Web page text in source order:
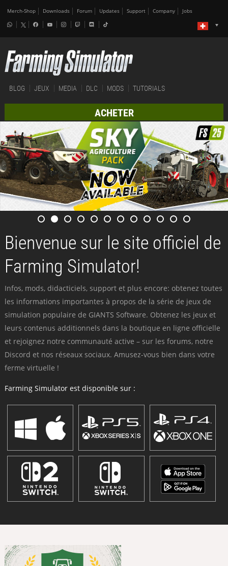
Merch-Shop Downloads Forum Updates Support Company Jobs
BLOG JEUX MEDIA DLC MODS TUTORIALS
ACHETER
Bienvenue sur le site officiel de
Farming Simulator!
Infos, mods, didacticiels, support et plus encore: obtenez toutes
les informations importantes à propos de la série de jeux de
simulation populaire de GIANTS Software. Obtenez les jeux et
leurs contenus additionnels dans la boutique en ligne officielle
et rejoignez notre communauté active – sur les forums, notre
Discord et nos réseaux sociaux. Amusez-vous bien dans votre
ferme virtuelle !
Farming Simulator est disponible sur :